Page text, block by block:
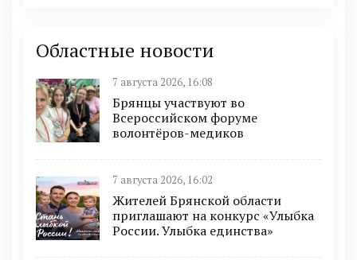
Областные новости
7 августа 2026, 16:08
Брянцы участвуют во
Всероссийском форуме
волонтёров-медиков
7 августа 2026, 16:02
Жителей Брянской области
приглашают на конкурс «Улыбка
России. Улыбка единства»